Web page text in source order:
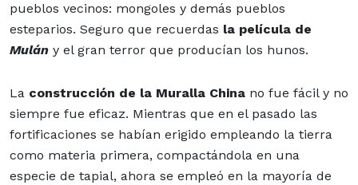
pueblos vecinos: mongoles y demás pueblos
esteparios. Seguro que recuerdas la película de
Mulán y el gran terror que producían los hunos.
La construcción de la Muralla China no fue fácil y no
siempre fue eficaz. Mientras que en el pasado las
fortificaciones se habían erigido empleando la tierra
como materia primera, compactándola en una
especie de tapial, ahora se empleó en la mayoría de